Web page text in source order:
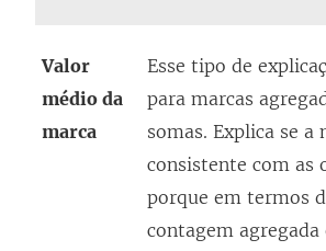
Valor
médio da
marca
Esse tipo de
para marcas
somas. Explica se a
consistente com as
porque em termos
contagem agregada